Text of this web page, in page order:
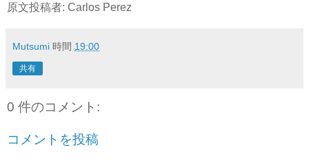
原文投稿者: Carlos Perez
Mutsumi 時間 19:00
共有
0 件のコメント:
コメントを投稿